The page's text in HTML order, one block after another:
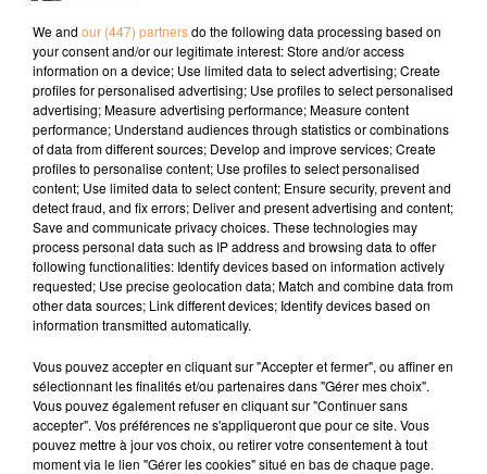
Soumettre le formulaire
We and our (447) partnersdo the following data processing based on
your consent and/or our legitimate interest: Store and/or access
information on a device; Use limited data to select advertising; Create
profiles for personalised advertising; Use profiles to select personalised
advertising; Measure advertising performance; Measure content
performance; Understand audiences through statistics or combinations
of data from different sources; Develop and improve services; Create
profiles to personalise content; Use profiles to select personalised
content; Use limited data to select content; Ensure security, prevent and
detect fraud, and fix errors; Deliver and present advertising and content;
Save and communicate privacy choices. These technologies may
process personal data such as IP address and browsing data to offer
following functionalities: Identify devices based on information actively
requested; Use precise geolocation data; Match and combine data from
other data sources; Link different devices; Identify devices based on
information transmitted automatically.
Vous pouvez accepter en cliquant sur "Accepter et fermer", ou affiner en
sélectionnant les finalités et/ou partenaires dans "Gérer mes choix".
Vous pouvez également refuser en cliquant sur "Continuer sans
accepter". Vos préférences ne s'appliqueront que pour ce site. Vous
pouvez mettre à jour vos choix, ou retirer votre consentement à tout
moment via le lien "Gérer les cookies" situé en bas de chaque page.